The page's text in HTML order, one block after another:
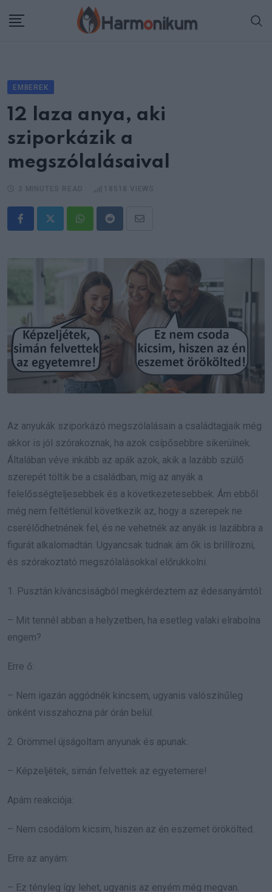
EMBEREK
12 laza anya, aki
sziporkázik a
megszólalásaival
WhatsappRedditShare
Email
Az anyukák sziporkázó megszólalásain a családtagjaik még
akkor is jól szórakoznak, ha azok csípősebbre sikerülnek.
Általában véve inkább az apák azok, akik a lazább szülő
szerepét töltik be a családban, míg az anyák a
felelősségteljesebbek és a következetesebbek. Ám ebből
még nem feltétlenül következik az, hogy a szerepek ne
cserélődhetnének fel, és ne vehetnék az anyák is lazábbra a
figurát alkalomadtán. Ugyancsak tudnak ám ők is brillírozni,
és szórakoztató megszólalásokkal előrukkolni.
1. Pusztán kíváncsiságból megkérdeztem az édesanyámtól:
– Mit tennél abban a helyzetben, ha esetleg valaki elrabolna
engem?
Erre ő:
– Nem igazán aggódnék kincsem, ugyanis valószínűleg
önként visszahozna pár órán belül.
2. Örömmel újságoltam anyunak és apunak:
– Képzeljétek, simán felvettek az egyetemere!
Apám reakciója:
– Nem csodálom kicsim, hiszen az én eszemet örökölted.
Erre az anyám:
– Ez tényleg így lehet, ugyanis az enyém még megvan.